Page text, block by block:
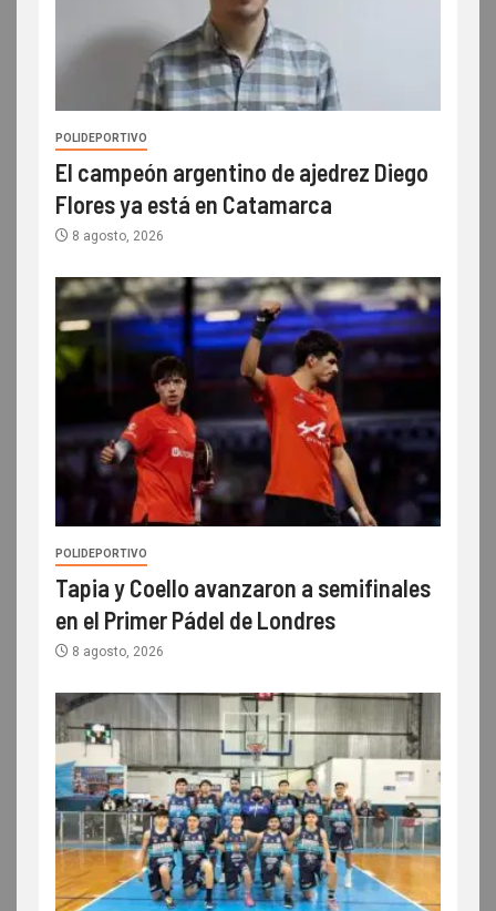
POLIDEPORTIVO
El campeón argentino de ajedrez Diego
Flores ya está en Catamarca
8 agosto, 2026
POLIDEPORTIVO
Tapia y Coello avanzaron a semifinales
en el Primer Pádel de Londres
8 agosto, 2026